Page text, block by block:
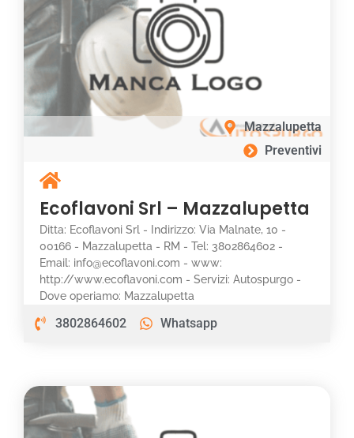
Mazzalupetta
Preventivi
Ecoflavoni Srl – Mazzalupetta
Ditta: Ecoflavoni Srl - Indirizzo: Via Malnate, 10 -
00166 - Mazzalupetta - RM - Tel: 3802864602 -
Email: info@ecoflavoni.com - www:
http://www.ecoflavoni.com - Servizi: Autospurgo -
Dove operiamo: Mazzalupetta
3802864602 Whatsapp